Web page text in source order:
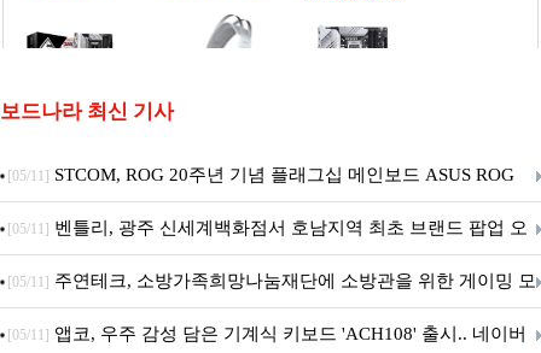
보드나라 최신 기사
[05/11] STCOM, ROG 20주년 기념 플래그십 메인보드 ASUS ROG
Crosshair X870E EDITION 20 국내 출시 예정
[05/11] 벤틀리, 광주 신세계백화점서 호남지역 최초 브랜드 팝업 오
픈
[05/11] 주연테크, 소방가족희망나눔재단에 소방관을 위한 게이밍 모
니터·스마트 펫 침대 기부
[05/11] 앱코, 우주 감성 담은 기계식 키보드 'ACH108' 출시.. 네이버